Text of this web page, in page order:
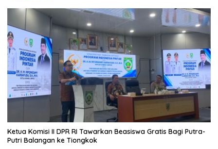
Ketua Komisi II DPR RI Tawarkan Beasiswa Gratis Bagi Putra-
Putri Balangan ke Tiongkok